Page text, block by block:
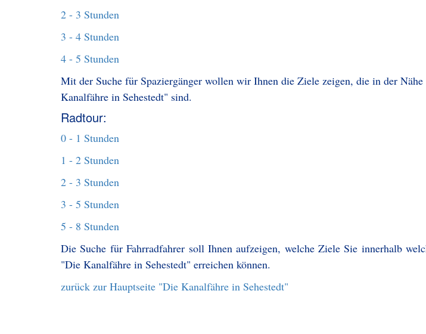
2 - 3 Stunden
3 - 4 Stunden
4 - 5 Stunden
Mit der Suche für Spaziergänger wollen wir Ihnen die Ziele zeigen, die in der
Kanalfähre in Sehestedt" sind.
Radtour:
0 - 1 Stunden
1 - 2 Stunden
2 - 3 Stunden
3 - 5 Stunden
5 - 8 Stunden
Die Suche für Fahrradfahrer soll Ihnen aufzeigen, welche Ziele Sie innerhalb
"Die Kanalfähre in Sehestedt" erreichen können.
zurück zur Hauptseite "Die Kanalfähre in Sehestedt"